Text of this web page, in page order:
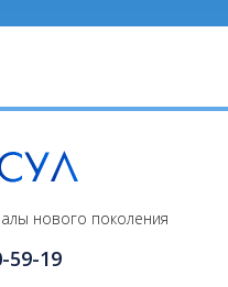
нового поколения
59-19